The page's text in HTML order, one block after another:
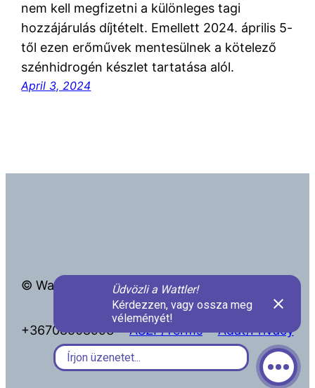
nem kell megfizetni a különleges tagi
hozzájárulás díjtételt. Emellett 2024. április 5-
től ezen erőművek mentesülnek a kötelező
szénhidrogén készlet tartatása alól.
April 3, 2024
© Wattler Kft. info@wattler.eu
+36708508993 ÁSZF/Terms Adat/Privacy